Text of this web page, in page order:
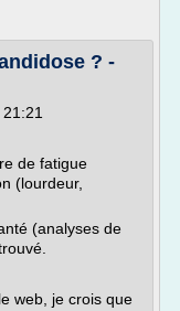
? -
de fatigue
(lourdeur,
(analyses de
web, je crois que